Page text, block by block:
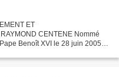
ET
CENTENE Nommé
Benoît XVI le 28 juin 2005,